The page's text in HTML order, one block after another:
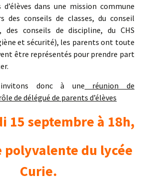
dans une mission commune
des conseils de classes, du conseil
des conseils de discipline, du CHS
et sécurité), les parents ont toute
être représentés pour prendre part
donc à une réunion de
de délégué de parents d’élèves
15 septembre à 18h,
polyvalente du lycée
Curie.